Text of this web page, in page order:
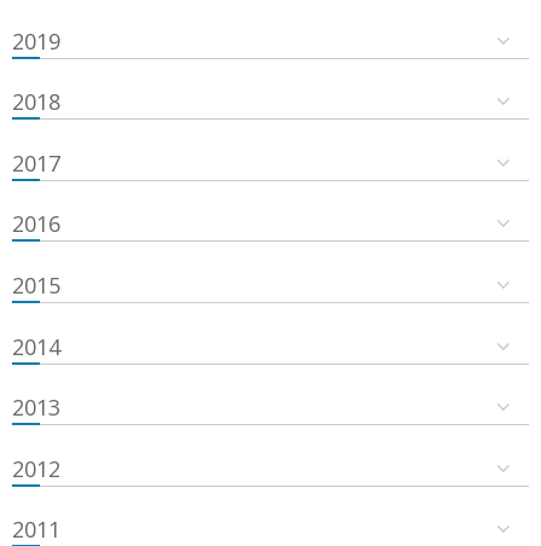
2019
2018
2017
2016
2015
2014
2013
2012
2011